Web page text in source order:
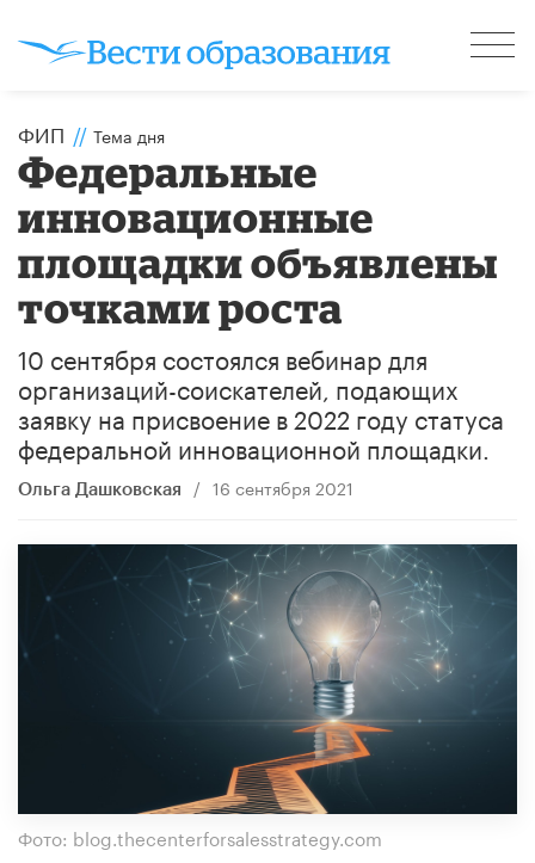
ФИП // Тема дня
Федеральные
инновационные
площадки объявлены
точками роста
10 сентября состоялся вебинар для
организаций-соискателей, подающих
заявку на присвоение в 2022 году статуса
федеральной инновационной площадки.
Ольга Дашковская / 16 сентября 2021
Фото: blog.thecenterforsalesstrategy.com